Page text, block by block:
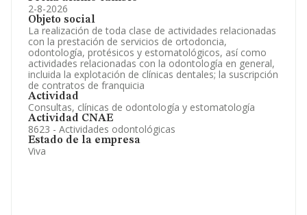
2-8-2026
Objeto social
La realización de toda clase de actividades relacionadas
con la prestación de servicios de ortodoncia,
odontología, protésicos y estomatológicos, así como
actividades relacionadas con la odontología en general,
incluida la explotación de clínicas dentales; la suscripción
de contratos de franquicia
Actividad
Consultas, clínicas de odontología y estomatología
Actividad CNAE
8623 - Actividades odontológicas
Estado de la empresa
Viva